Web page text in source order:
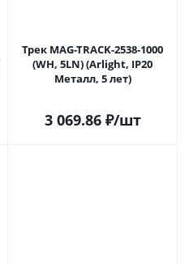
Трек MAG-TRACK-2538-1000
(WH, 5LN) (Arlight, IP20
Металл, 5 лет)
3 069.86₽/шт